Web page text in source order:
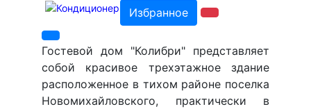
Избранное
Гостевой дом "Колибри" представляет
собой красивое трехэтажное здание
расположенное в тихом районе поселка
Новомихайловского, практически в